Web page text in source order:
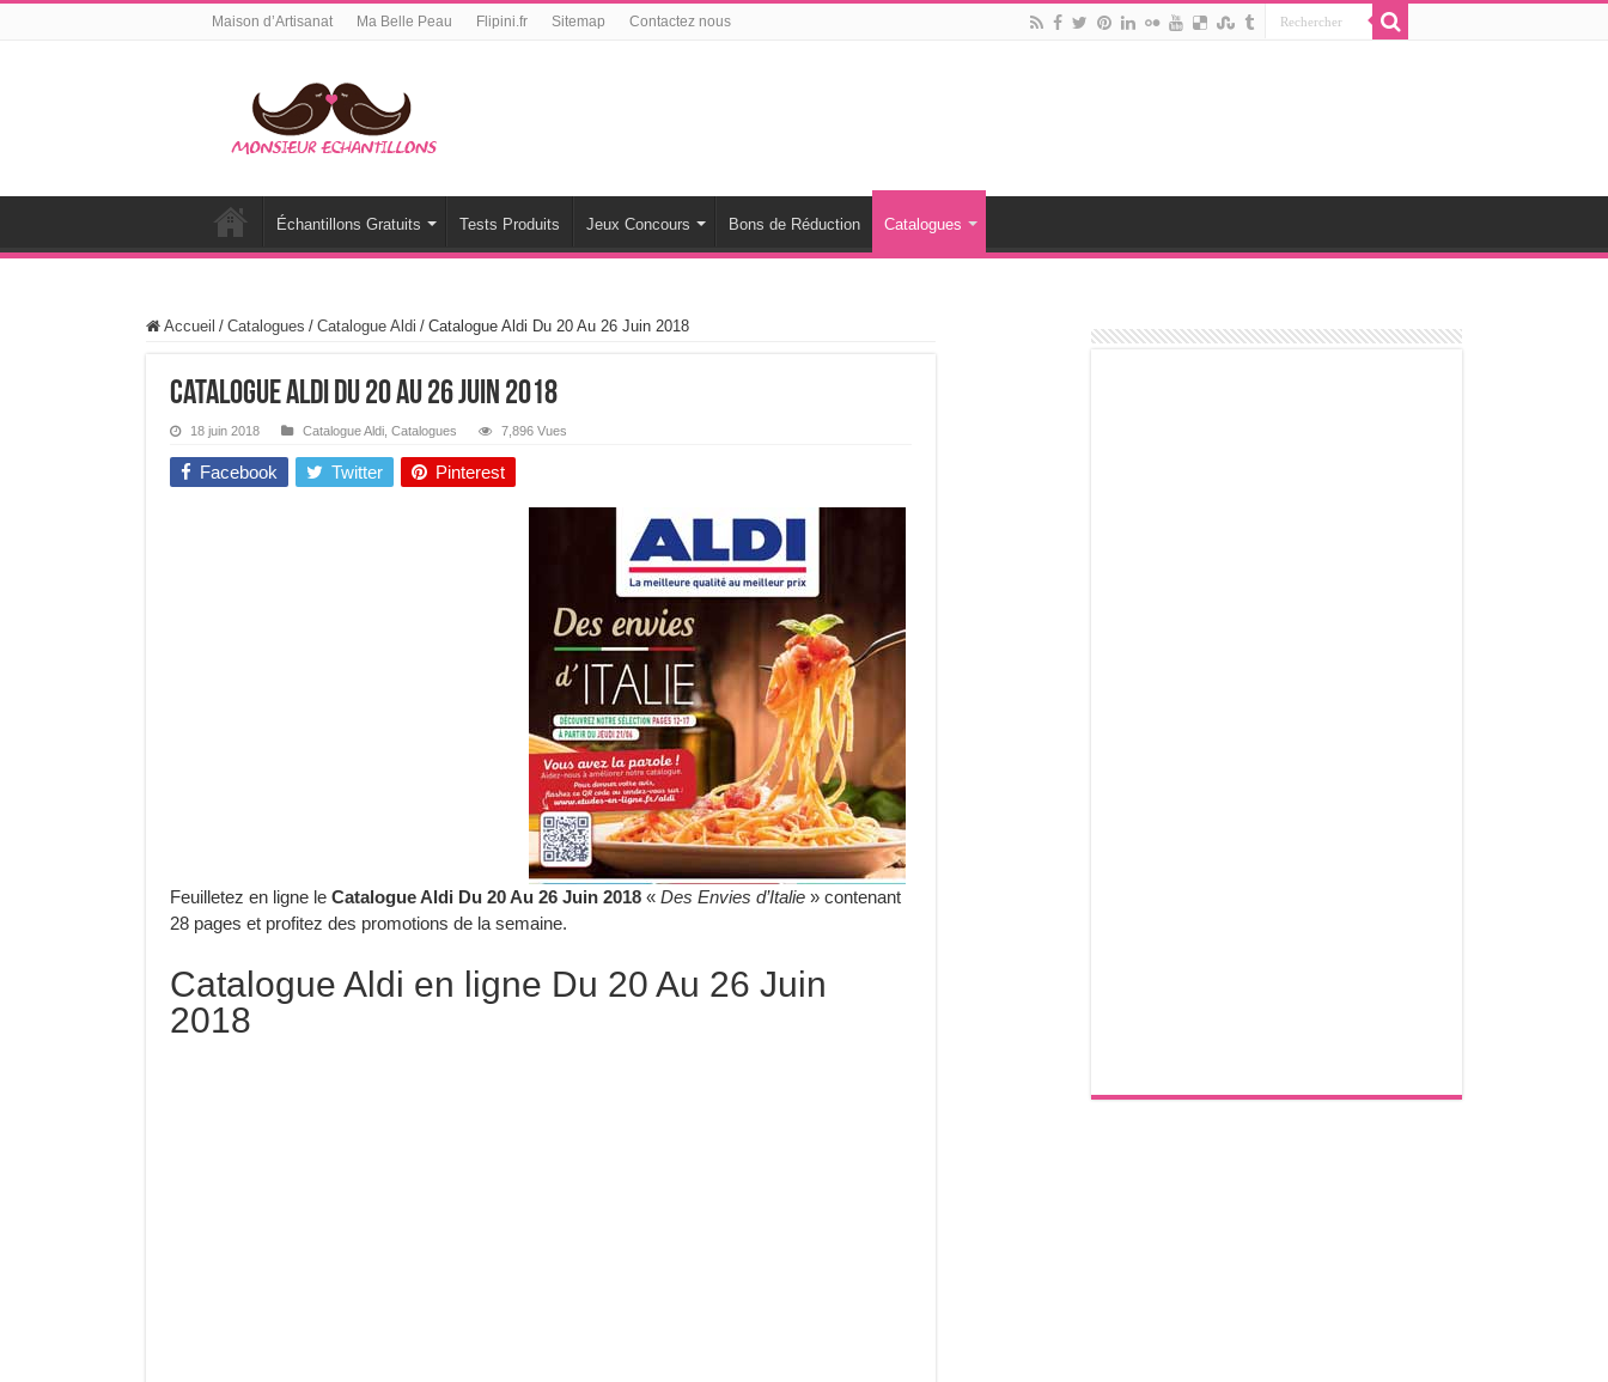
Maison d’Artisanat Ma Belle Peau Flipini.fr Sitemap Contactez nous
Échantillons Gratuits Tests Produits Jeux Concours Bons de Réduction Catalogues
Accueil / Catalogues / Catalogue Aldi / Catalogue Aldi Du 20 Au 26 Juin 2018
Catalogue Aldi Du 20 Au 26 Juin 2018
18 juin 2018 Catalogue Aldi Catalogues 7,896 Vues
Facebook Twitter Pinterest
Feuilletez en ligne le Catalogue Aldi Du 20 Au 26 Juin 2018 « Des Envies d’Italie » contenant
28 pages et profitez des promotions de la semaine.
Catalogue Aldi en ligne Du 20 Au 26 Juin
2018